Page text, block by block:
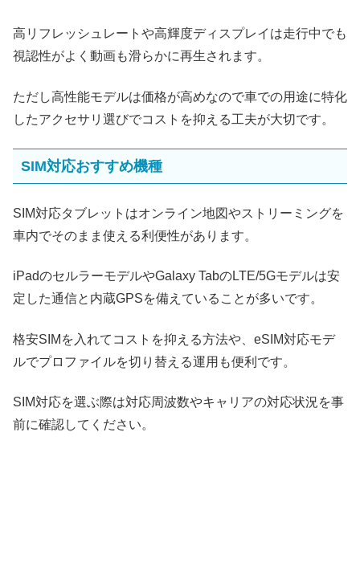
高リフレッシュレートや高輝度ディスプレイは走行中でも
視認性がよく動画も滑らかに再生されます。
ただし高性能モデルは価格が高めなので車での用途に特化
したアクセサリ選びでコストを抑える工夫が大切です。
SIM対応おすすめ機種
SIM対応タブレットはオンライン地図やストリーミングを
車内でそのまま使える利便性があります。
iPadのセルラーモデルやGalaxy TabのLTE/5Gモデルは安
定した通信と内蔵GPSを備えていることが多いです。
格安SIMを入れてコストを抑える方法や、eSIM対応モデ
ルでプロファイルを切り替える運用も便利です。
SIM対応を選ぶ際は対応周波数やキャリアの対応状況を事
前に確認してください。